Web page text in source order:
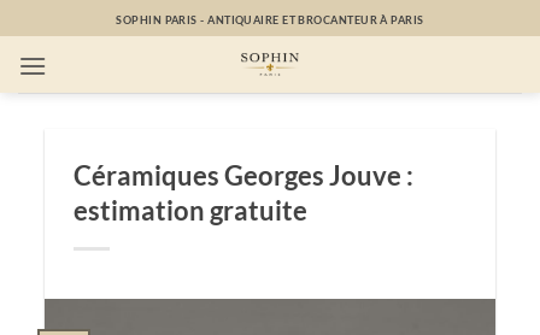
au
contenu
SOPHIN PARIS - ANTIQUAIRE ET BROCANTEUR À PARIS
Céramiques Georges Jouve :
estimation gratuite